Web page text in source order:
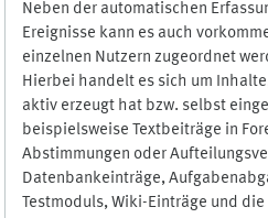
Neben der automatischen
Ereignisse kann es auch
einzelnen Nutzern zugeordnet
Hierbei handelt es sich um
aktiv erzeugt hat bzw. selbst
beispielsweise Textbeiträge in
Abstimmungen oder
Datenbankeinträge,
Testmoduls, Wiki-Einträge und